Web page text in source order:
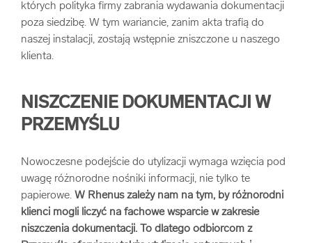
których polityka firmy zabrania wydawania dokumentacji
poza siedzibę. W tym wariancie, zanim akta trafią do
naszej instalacji, zostają wstępnie zniszczone u naszego
klienta.
NISZCZENIE DOKUMENTACJI W
PRZEMYŚLU
Nowoczesne podejście do utylizacji wymaga wzięcia pod
uwagę różnorodne nośniki informacji, nie tylko te
papierowe. W Rhenus zależy nam na tym, by różnorodni
klienci mogli liczyć na fachowe wsparcie w zakresie
niszczenia dokumentacji. To dlatego odbiorcom z